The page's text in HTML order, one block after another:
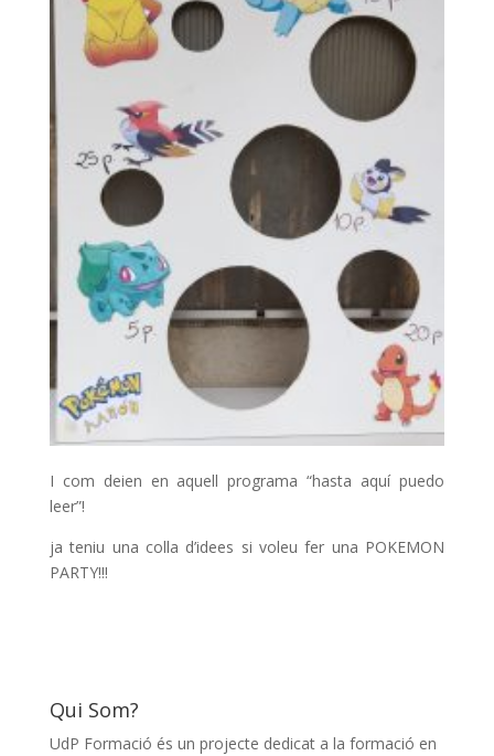
I com deien en aquell programa “hasta aquí puedo
leer”!
ja teniu una colla d’idees si voleu fer una POKEMON
PARTY!!!
Qui Som?
UdP Formació és un projecte dedicat a la formació en